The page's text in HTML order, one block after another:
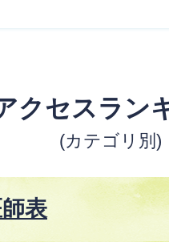
クセスラン
(カテゴリ別)
表